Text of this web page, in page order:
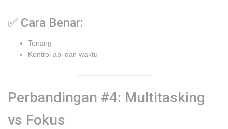
✅ Cara Benar:
Tenang
Kontrol api dan waktu
Perbandingan #4: Multitasking
vs Fokus